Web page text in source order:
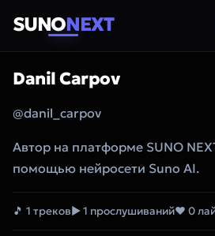
SUNONEXT
Danil Carpov
@danil_carpov
Автор на платформе SUNO
помощью нейросети Suno AI.
🎵 1 треков▶ 1 прослушиваний❤ 0